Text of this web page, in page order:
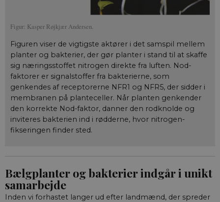
Figur: Kasper Røjkjær Andersen.
Figuren viser de vigtigste aktører i det samspil mellem
planter og bakterier, der gør planter i stand til at skaffe
sig næringsstoffet nitrogen direkte fra luften. Nod-
faktorer er signalstoffer fra bakterierne, som
genkendes af receptorerne NFR1 og NFR5, der sidder i
membranen på planteceller. Når planten genkender
den korrekte Nod-faktor, danner den rodknolde og
inviteres bakterien ind i rødderne, hvor nitrogen-
fikseringen finder sted.
Bælgplanter og bakterier indgår i unikt
samarbejde
Inden vi forhastet langer ud efter landmænd, der spreder